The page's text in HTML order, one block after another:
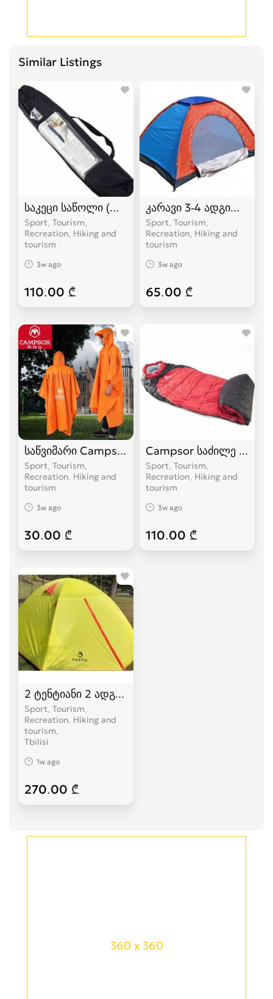
Similar Listings
საკეცი საწოლი (ლეჟანკა) გასაშლელი საწოლი
Sport, Tourism,
Recreation, Hiking and
tourism
3w ago
110.00 ₾
კარავი 3-4 ადგილიანი
Sport, Tourism,
Recreation, Hiking and
tourism
3w ago
65.00 ₾
საწვიმარი Campsor
Sport, Tourism,
Recreation, Hiking and
tourism
3w ago
30.00 ₾
Campsor საძილე
Sport, Tourism,
Recreation, Hiking and
tourism
3w ago
110.00 ₾
2 ტენტიანი 2 ადგილიანი HASKY karavi კარვები
Sport, Tourism,
Recreation, Hiking and
tourism
Tbilisi
1w ago
270.00 ₾
360 x 360